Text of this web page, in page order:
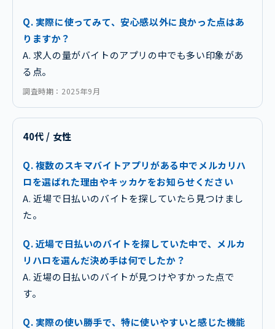
Q. 実際に使ってみて、安心感以外に良かった点はあ
りますか？
A. 求人の量がバイトのアプリの中でも多い印象があ
る点。
調査時期：2025年9月
40代 / 女性
Q. 複数のスキマバイトアプリがある中でメルカリハ
ロを選ばれた理由やキッカケをお知らせください
A. 近場で日払いのバイトを探していたら見つけまし
た。
Q. 近場で日払いのバイトを探していた中で、メルカ
リハロを選んだ決め手は何でしたか？
A. 近場の日払いのバイトが見つけやすかった点で
す。
Q. 実際の使い勝手で、特に使いやすいと感じた機能